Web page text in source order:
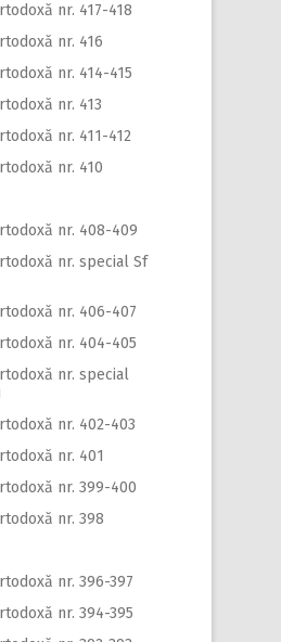
nr. 417-418
nr. 416
nr. 414-415
nr. 413
nr. 411-412
nr. 410
nr. 408-409
nr. special Sf
nr. 406-407
nr. 404-405
nr. special
nr. 402-403
nr. 401
nr. 399-400
nr. 398
nr. 396-397
nr. 394-395